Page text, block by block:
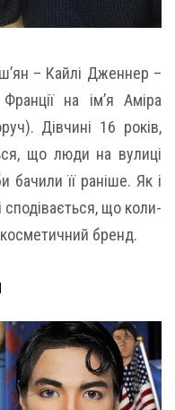
– Кайлі Дженнер –
на ім’я Аміра
Дівчині 16 років,
що люди на вулиці
бачили її раніше. Як і
сподівається, що коли-
косметичний бренд.